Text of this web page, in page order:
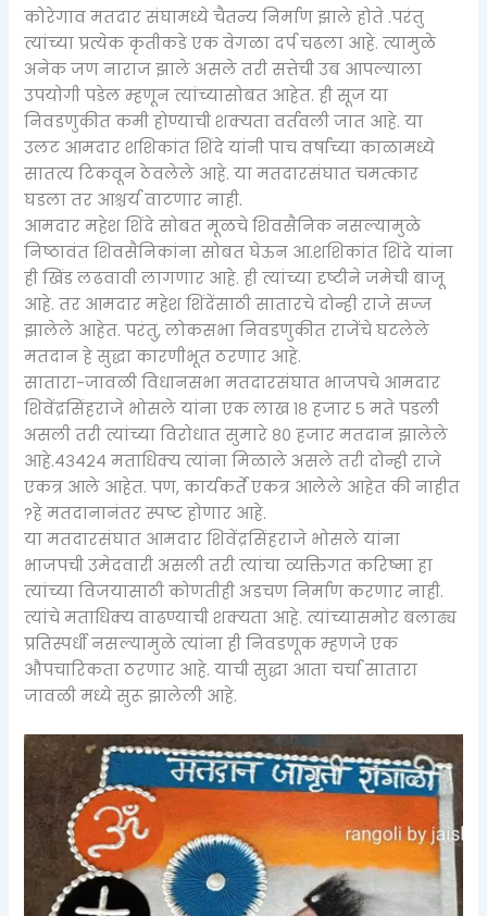
कोरेगाव मतदार संघामध्ये चैतन्य निर्माण झाले होते .परंतु
त्यांच्या प्रत्येक कृतीकडे एक वेगळा दर्प चढला आहे. त्यामुळे
अनेक जण नाराज झाले असले तरी सत्तेची उब आपल्याला
उपयोगी पडेल म्हणून त्यांच्यासोबत आहेत. ही सूज या
निवडणुकीत कमी होण्याची शक्यता वर्तवली जात आहे. या
उलट आमदार शशिकांत शिंदे यांनी पाच वर्षाच्या काळामध्ये
सातत्य टिकवून ठेवलेले आहे. या मतदारसंघात चमत्कार
घडला तर आश्चर्य वाटणार नाही.
आमदार महेश शिंदे सोबत मूळचे शिवसैनिक नसल्यामुळे
निष्ठावंत शिवसैनिकांना सोबत घेऊन आ.शशिकांत शिंदे यांना
ही खिंड लढवावी लागणार आहे. ही त्यांच्या दृष्टीने जमेची बाजू
आहे. तर आमदार महेश शिंदेंसाठी सातारचे दोन्ही राजे सज्ज
झालेले आहेत. परंतु, लोकसभा निवडणुकीत राजेंचे घटलेले
मतदान हे सुद्धा कारणीभूत ठरणार आहे.
सातारा-जावळी विधानसभा मतदारसंघात भाजपचे आमदार
शिवेंद्रसिंहराजे भोसले यांना एक लाख १८ हजार ५ मते पडली
असली तरी त्यांच्या विरोधात सुमारे ८० हजार मतदान झालेले
आहे.४३४२४ मताधिक्य त्यांना मिळाले असले तरी दोन्ही राजे
एकत्र आले आहेत. पण, कार्यकर्ते एकत्र आलेले आहेत की नाहीत
?हे मतदानानंतर स्पष्ट होणार आहे.
या मतदारसंघात आमदार शिवेंद्रसिंहराजे भोसले यांना
भाजपची उमेदवारी असली तरी त्यांचा व्यक्तिगत करिष्मा हा
त्यांच्या विजयासाठी कोणतीही अडचण निर्माण करणार नाही.
त्यांचे मताधिक्य वाढण्याची शक्यता आहे. त्यांच्यासमोर बलाढ्य
प्रतिस्पर्धी नसल्यामुळे त्यांना ही निवडणूक म्हणजे एक
औपचारिकता ठरणार आहे. याची सुद्धा आता चर्चा सातारा
जावळी मध्ये सुरू झालेली आहे.